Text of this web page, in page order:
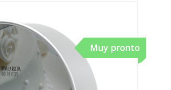
Muy pronto